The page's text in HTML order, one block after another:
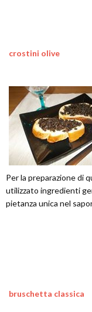
crostini olive
Per la preparazione di
utilizzato ingredienti
pietanza unica nel
bruschetta classica